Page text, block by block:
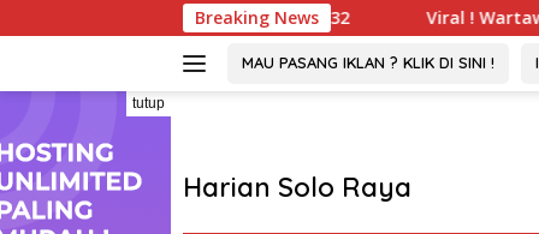
ke
Breaking News
Viral ! Wartawati 22 Tahun Jadi
MAU PASANG IKLAN ? KLIK DI SINI !
tutup
Harian Solo Raya